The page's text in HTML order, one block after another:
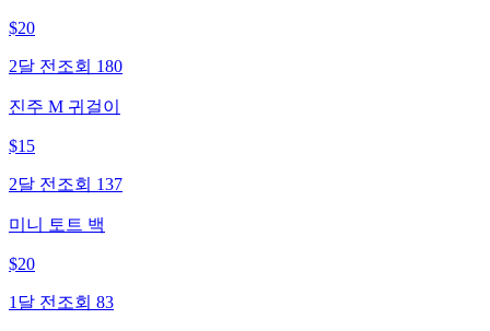
$20
2달 전 조회 180
진주 M 귀걸이
$15
2달 전 조회 137
미니 토트 백
$20
1달 전 조회 83